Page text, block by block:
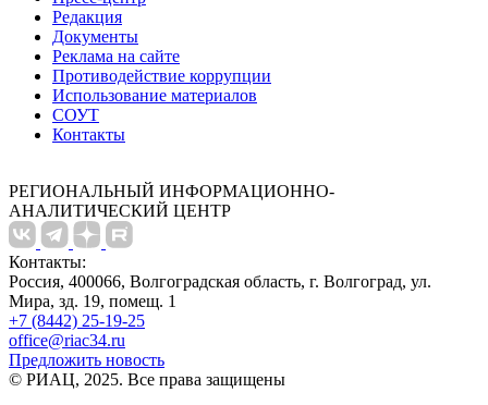
Редакция
Документы
Реклама на сайте
Противодействие коррупции
Использование материалов
СОУТ
Контакты
РЕГИОНАЛЬНЫЙ ИНФОРМАЦИОННО-
АНАЛИТИЧЕСКИЙ ЦЕНТР
Контакты:
Россия, 400066, Волгоградская область, г. Волгоград, ул.
Мира, зд. 19, помещ. 1
+7 (8442) 25-19-25
office@riac34.ru
Предложить новость
© РИАЦ, 2025. Все права защищены